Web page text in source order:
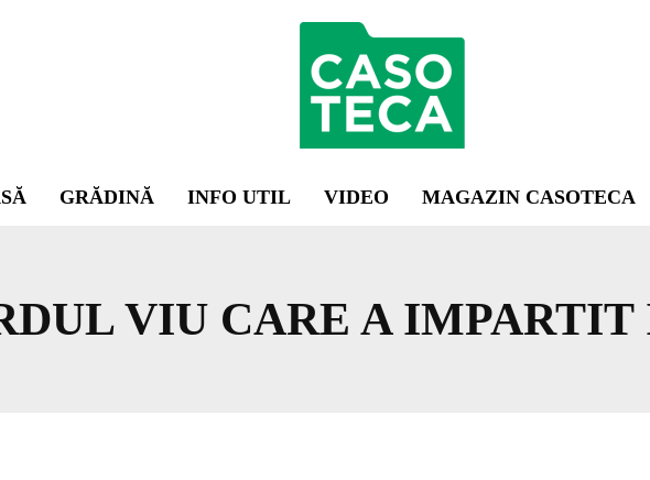
GRĂDINĂ INFO UTIL VIDEO MAGAZIN CASOTECA
VIU CARE A